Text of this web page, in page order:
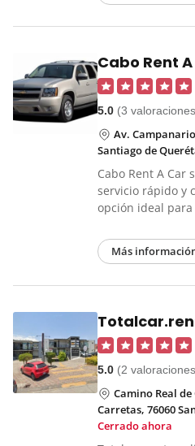
Cabo Rent
5.0 (3
Av.
Santiago de
Cabo Rent A
servicio rápido y
opción ideal
Más
5.0 (2
Camino Real
Carretas, 76060
Cerrado ahora